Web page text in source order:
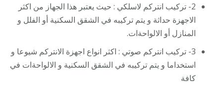
2- تركيب انتركم لاسلكي : حيث يعتبر هذا الجهاز من اكثر
الاجهزة حداثة و يتم تركيبه في الشقق السكنية أو الفلل و
المنازل أو الالواحةات.
3- تركيب انتركم صوتي : اكثر انواع اجهزة الانتركم شيوعا و
استخداما و يتم تركيبه في الشقق السكنية و الالواحةات في
كافة